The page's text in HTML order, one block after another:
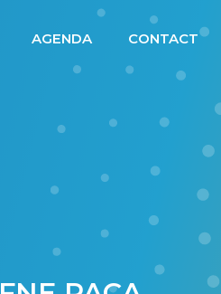
AGENDA CONTACT